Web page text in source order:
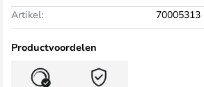
Artikel:
70005313
Productvoordelen